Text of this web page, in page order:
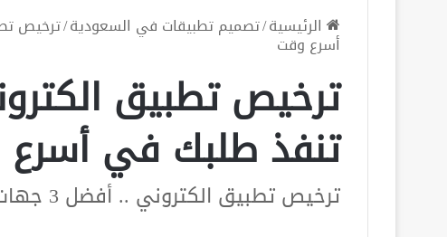
الرئيسية/تصميم تطبيقات في السعودية/
أسرع وقت
تنفذ طلبك في
ترخيص تطبيق الكتروني .. أفضل 3 جهات تنفذ طلبك في أسرع وقت